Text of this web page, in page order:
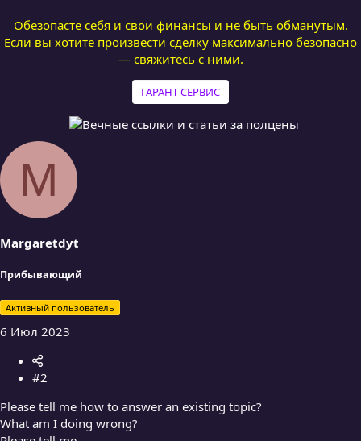
Обезопасте себя и свои финансы и не быть обманутым.
Если вы хотите произвести сделку максимально безопасно
— свяжитесь с ними.
ГАРАНТ СЕРВИС
M
Margaretdyt
Прибывающий
Активный пользователь
6 Июл 2023
#2
Please tell me how to answer an existing topic?
What am I doing wrong?